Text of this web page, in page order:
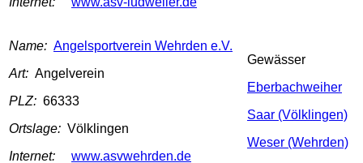
Name: Angelsportverein Wehrden e.V.
Art: Angelverein
PLZ: 66333
Ortslage: Völklingen
Internet:
www.asvwehrden.de
Gewässer
Eberbachweiher
Saar (Völklingen)
Weser (Wehrden)